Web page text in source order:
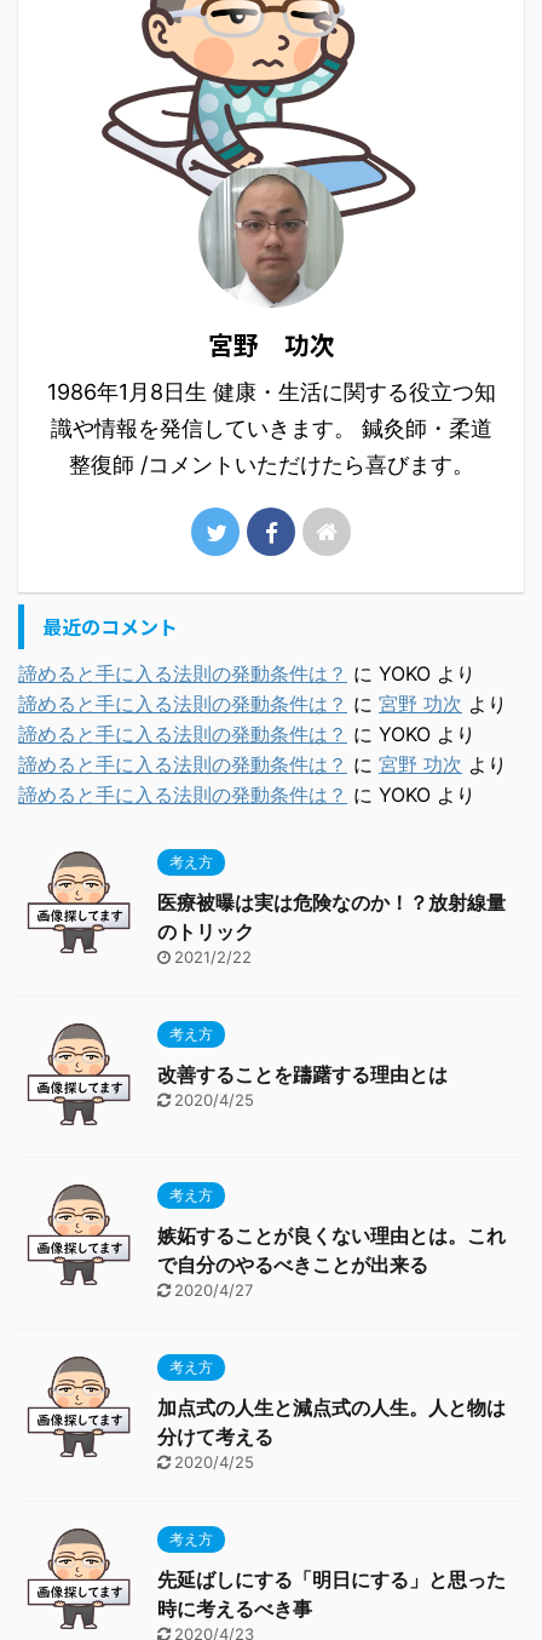
宮野 功次
1986年1月8日生 健康・生活に関する役立つ知
識や情報を発信していきます。 鍼灸師・柔道
整復師 /コメントいただけたら喜びます。
最近のコメント
諦めると手に入る法則の発動条件は？ に YOKO より
諦めると手に入る法則の発動条件は？ に 宮野 功次 より
諦めると手に入る法則の発動条件は？ に YOKO より
諦めると手に入る法則の発動条件は？ に 宮野 功次 より
諦めると手に入る法則の発動条件は？ に YOKO より
考え方
医療被曝は実は危険なのか！？放射線量
のトリック
2021/2/22
考え方
改善することを躊躇する理由とは
2020/4/25
考え方
嫉妬することが良くない理由とは。これ
で自分のやるべきことが出来る
2020/4/27
考え方
加点式の人生と減点式の人生。人と物は
分けて考える
2020/4/25
考え方
先延ばしにする「明日にする」と思った
時に考えるべき事
2020/4/23